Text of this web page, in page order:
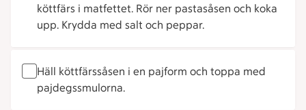
köttfärs i matfettet. Rör ner pastasåsen och koka
upp. Krydda med salt och peppar.
Häll köttfärssåsen i en pajform och toppa med
pajdegssmulorna.